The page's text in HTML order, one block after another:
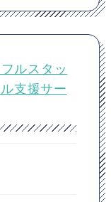
ルスタッ
支援サー